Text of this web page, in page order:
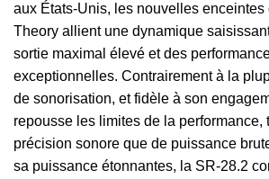
aux États-Unis, les nouvelles
Theory allient une dynamique
sortie maximal élevé et des
exceptionnelles. Contrairement à la
de sonorisation, et fidèle à son
repousse les limites de la performance,
précision sonore que de puissance
sa puissance étonnantes, la SR-28.2